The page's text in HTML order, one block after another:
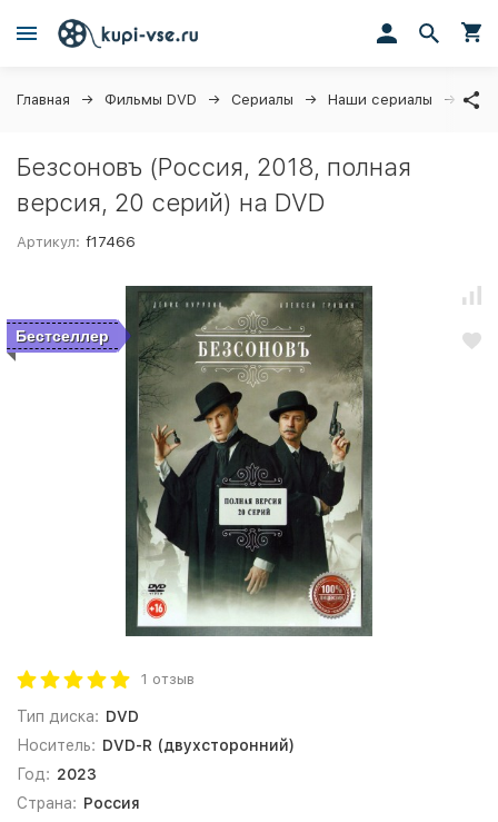
Главная Фильмы DVD Сериалы Наши сериалы
Безсоновъ (Россия, 2018, полная
версия, 20 серий) на DVD
Артикул: f17466
Бестселлер
1 отзыв
Тип диска: DVD
Носитель: DVD-R (двухсторонний)
Год: 2023
Страна: Россия